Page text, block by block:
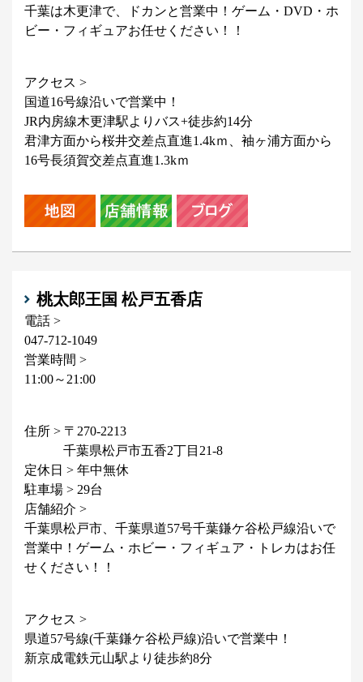
千葉は木更津で、ドカンと営業中！ゲーム・DVD・ホ
ビー・フィギュアお任せください！！
アクセス >
国道16号線沿いで営業中！
JR内房線木更津駅よりバス+徒歩約14分
君津方面から桜井交差点直進1.4kｍ、袖ヶ浦方面から
16号長須賀交差点直進1.3kｍ
桃太郎王国 松戸五香店
電話 >
047-712-1049
営業時間 >
11:00～21:00
住所 > 〒270-2213
千葉県松戸市五香2丁目21-8
定休日 > 年中無休
駐車場 > 29台
店舗紹介 >
千葉県松戸市、千葉県道57号千葉鎌ケ谷松戸線沿いで
営業中！ゲーム・ホビー・フィギュア・トレカはお任
せください！！
アクセス >
県道57号線(千葉鎌ケ谷松戸線)沿いで営業中！
新京成電鉄元山駅より徒歩約8分